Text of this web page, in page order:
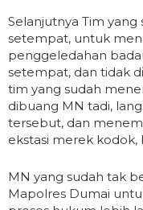
Selanjutnya Tim
setempat, untuk
penggeledahan
setempat, dan tidak
tim yang sudah
dibuang MN tadi,
tersebut, dan
ekstasi merek
MN yang sudah tak
Mapolres Dumai